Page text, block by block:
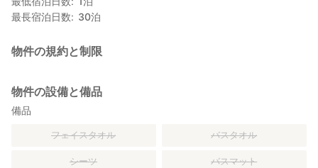
最長宿泊日数
30泊
物件の規約と制限
物件の設備と備品
備品
フェイスタオル バスタオル
シーツ バスマット